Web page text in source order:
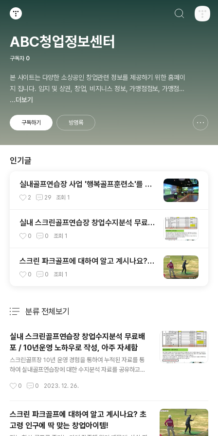
ABC청업정보센터
구독자 0
본 사이트는 다양한 소상공인 창업관련 정보를 제공하기 위한 홈페이
지 집니다. 입지 및 상권, 창업, 비지니스 정보, 가맹점점보, 가맹점정
보공개서 분석, 신제품정보 등을 제공하고자 합니
...더보기
구독하기 방명록
인기글
실내골프연습장 사업 '행복골프훈련소'를 선
택해야 하는 이유?
2 29 조회 1
실내 스크린골프연습장 창업수지분석 무료배
포 / 10년운영 노하우로 작성, 아주 자세함
0 0 조회 1
스크린 파크골프에 대하여 알고 계시나요?
초고령 인구에 딱 맞는 창업아이템!
0 0 조회 1
분류 전체보기
실내 스크린골프연습장 창업수지분석 무료배
포 / 10년운영 노하우로 작성, 아주 자세함
스크린골프장 10년 운영 경험을 통하여 누적된 자료를 통
하여 실내골프연습장에 대한 수지분석 자료를 공유하고자
가맹점비, 창업장소의 여건 등에 따라 다소 차이가 있을 수
할 수 있도록 작성한 엑셀로 만든 수지분석입니다. 미리 공
부하시고 창업설명회에 참석하신다면 많은 도움이 될 것입
0 0 2023. 12. 26.
스크린 파크골프에 대하여 알고 계시나요? 초
고령 인구에 딱 맞는 창업아이템!